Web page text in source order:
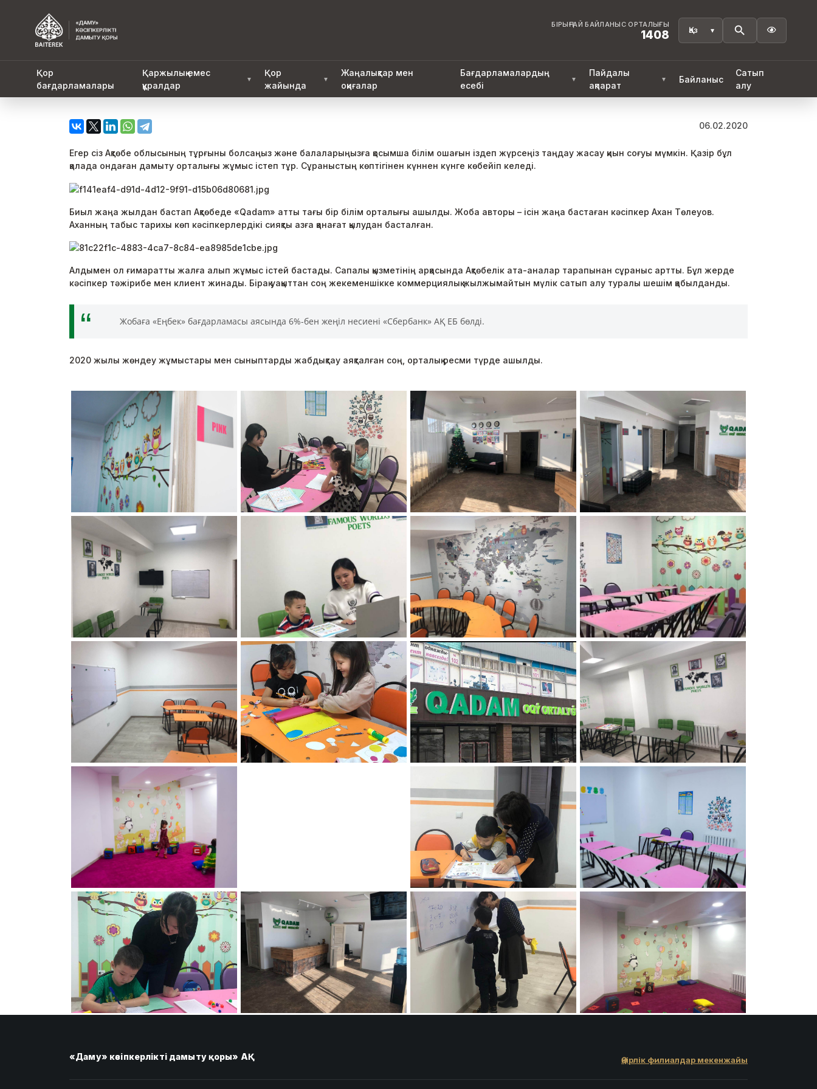
БІРЫҢҒАЙ БАЙЛАНЫС ОРТАЛЫҒЫ
1408 
Қор
бағдарламалары
Қаржылық емес
құралдар
▼
Қор
жайында
▼
Жаңалықтар мен
оқиғалар
Бағдарламалардың
есебі
▼
Пайдалы
ақпарат
▼ Байланыс
Сатып
алу
06.02.2020
Егер сіз Ақтөбе облысының тұрғыны болсаңыз және балаларыңызға қосымша білім ошағын іздеп жүрсеңіз таңдау жасау қиын соғуы мүмкін. Қазір бұл
қалада ондаған дамыту орталығы жұмыс істеп тұр. Сұраныстың көптігінен күннен күнге көбейіп келеді.
Биыл жаңа жылдан бастап Ақтөбеде «Qadam» атты тағы бір білім орталығы ашылды. Жоба авторы – ісін жаңа бастаған кәсіпкер Ахан Төлеуов.
Аханның табыс тарихы көп кәсіпкерлердікі сияқты азға қанағат қылудан басталған.
Алдымен ол ғимаратты жалға алып жұмыс істей бастады. Сапалы қызметінің арқасында Ақтөбелік ата-аналар тарапынан сұраныс артты. Бұл жерде
кәсіпкер тәжірибе мен клиент жинады. Бірақ уақыттан соң жекеменшікке коммерциялық жылжымайтын мүлік сатып алу туралы шешім қабылданды.
Жобаға «Еңбек» бағдарламасы аясында 6%-бен жеңіл несиені «Сбербанк» АҚ ЕБ бөлді.
2020 жылы жөндеу жұмыстары мен сыныптарды жабдықтау аяқталған соң, орталық ресми түрде ашылды.
«Даму» кәсіпкерлікті дамыту қоры» АҚ Өңірлік филиалдар мекенжайы